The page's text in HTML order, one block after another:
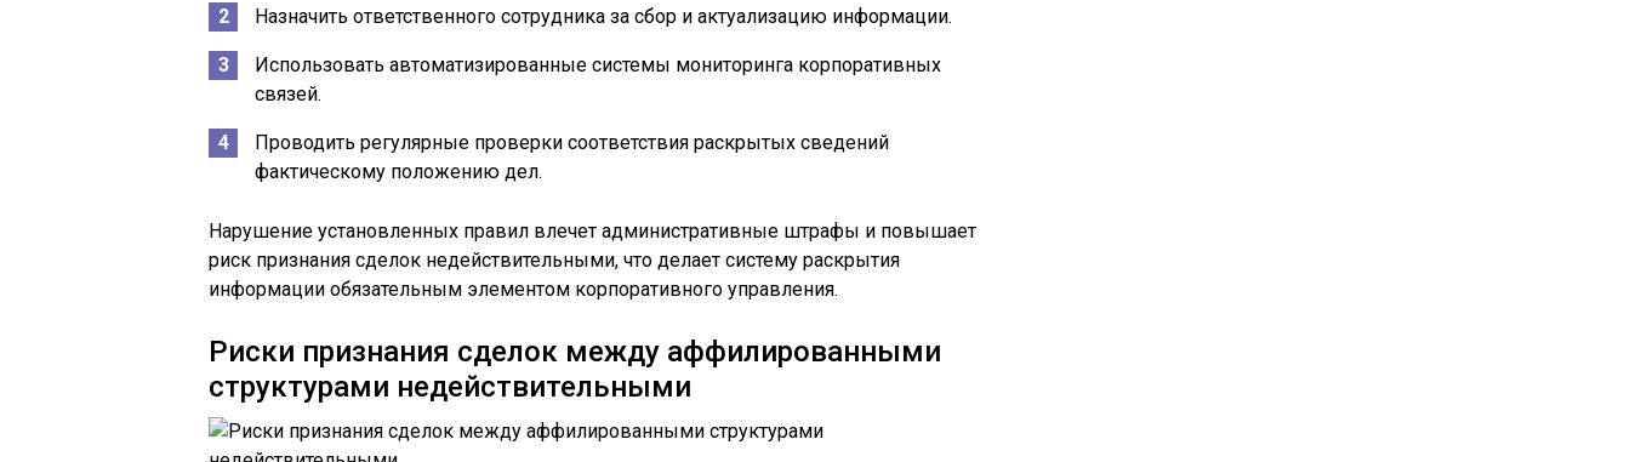
Назначить ответственного сотрудника за сбор и актуализацию информации.
Использовать автоматизированные системы мониторинга корпоративных
связей.
Проводить регулярные проверки соответствия раскрытых сведений
фактическому положению дел.
Нарушение установленных правил влечет административные штрафы и повышает
риск признания сделок недействительными, что делает систему раскрытия
информации обязательным элементом корпоративного управления.
Риски признания сделок между аффилированными
структурами недействительными